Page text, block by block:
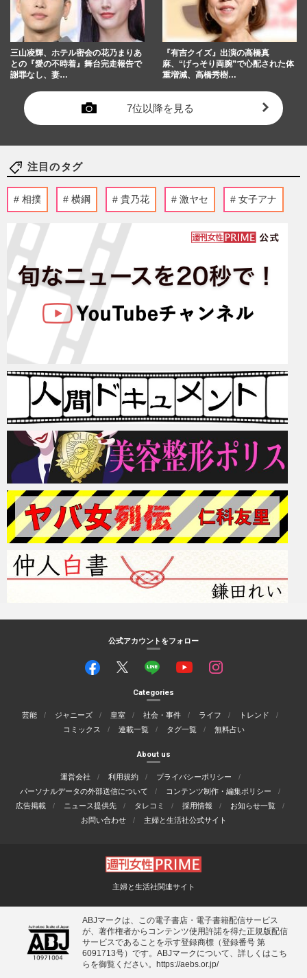
三山凌輝、ホテル密会の花乃まりあ
との『愛の不時着』舞台完走報告で
謝罪なし、妻…
『有吉クイズ』出演の高橋真
麻、“げっそり両腕”で心配された体
重増減、高橋秀樹…
7位以降を見る
注目のタグ
相撲 横綱 貴乃花 激ヤセ 女子アナ
公式アカウントをフォロー
Categories
芸能 ジャニーズ 皇室 社会・事件 ライフ
トレンド
コミックス
連載一覧 タグ一覧 無料占い
About us
運営会社 利用規約
プライバシーポリシー
パーソナルデータの外部送信について
コンテンツ制作・編集ポリシー
広告掲載
ニュース提供先 タレコミ 採用情報
お知らせ一覧
お問い合わせ
主婦と生活社公式サイト
主婦と生活社関連サイト
ABJマークは、この電子書店・電子書籍配信サービス
が、著作権者からコンテンツ使用許諾を得た正規版配信
サービスであることを示す登録商標（登録番号 第
6091713号）です。ABJマークについて、詳しくはこち
らを御覧ください。
https://aebs.or.jp/